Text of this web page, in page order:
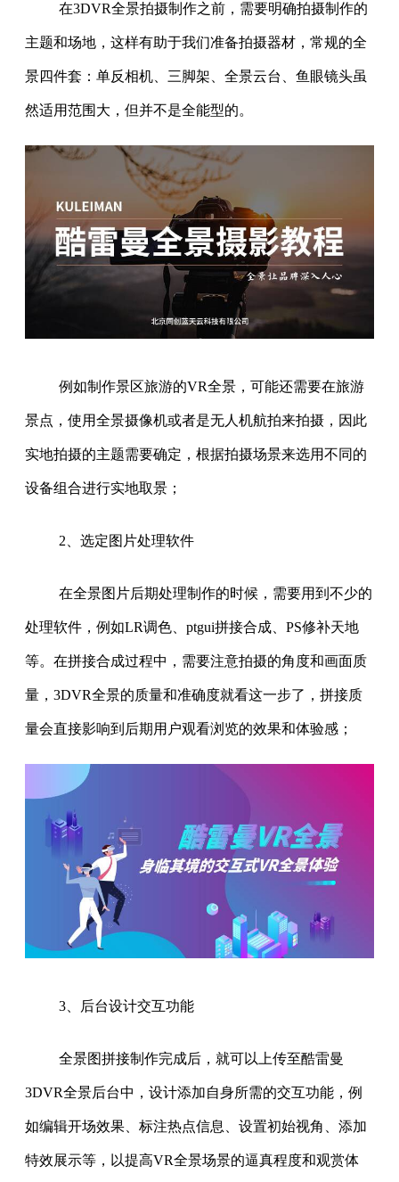
在3DVR全景拍摄制作之前，需要明确拍摄制作的
主题和场地，这样有助于我们准备拍摄器材，常规的全
景四件套：单反相机、三脚架、全景云台、鱼眼镜头虽
然适用范围大，但并不是全能型的。
例如制作景区旅游的VR全景，可能还需要在旅游
景点，使用全景摄像机或者是无人机航拍来拍摄，因此
实地拍摄的主题需要确定，根据拍摄场景来选用不同的
设备组合进行实地取景；
2、选定图片处理软件
在全景图片后期处理制作的时候，需要用到不少的
处理软件，例如LR调色、ptgui拼接合成、PS修补天地
等。在拼接合成过程中，需要注意拍摄的角度和画面质
量，3DVR全景的质量和准确度就看这一步了，拼接质
量会直接影响到后期用户观看浏览的效果和体验感；
3、后台设计交互功能
全景图拼接制作完成后，就可以上传至酷雷曼
3DVR全景后台中，设计添加自身所需的交互功能，例
如编辑开场效果、标注热点信息、设置初始视角、添加
特效展示等，以提高VR全景场景的逼真程度和观赏体